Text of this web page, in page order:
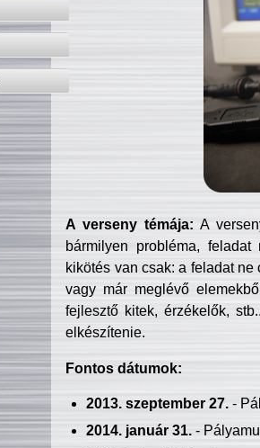
A verseny témája: A
bármilyen probléma, feladat
kikötés van csak: a feladat
vagy már meglévő
fejlesztő kitek, érzékelők,
elkészítenie.
Fontos dátumok:
2013. szeptember 27.-
2014. január 31.-